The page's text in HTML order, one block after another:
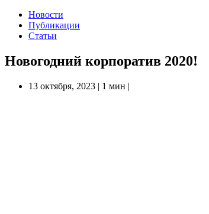
Новости
Публикации
Статьи
Новогодний корпоратив 2020!
13 октября, 2023 | 1 мин |